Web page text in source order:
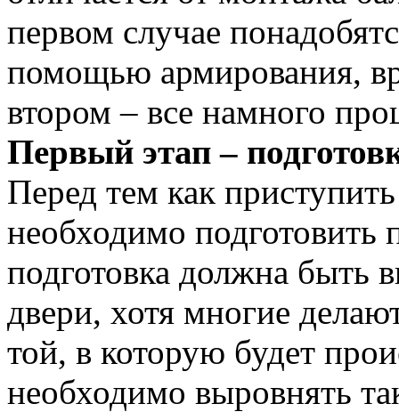
первом случае
помощью армирования,
втором – все намного
Первый этап –
Перед тем как
необходимо подготовить
подготовка должна быть
двери, хотя многие
той, в которую будет
необходимо выровнять